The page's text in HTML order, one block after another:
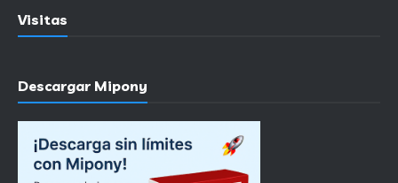
Visitas
Descargar Mipony